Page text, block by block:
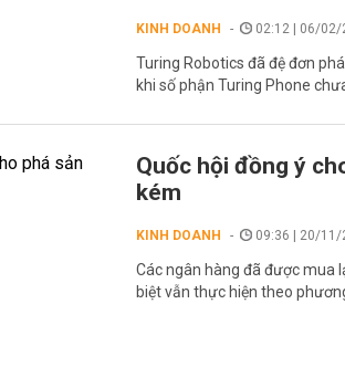
KINH DOANH 02:12 | 06/02/
Turing Robotics đã đệ đơn
khi số phận Turing Phone
Quốc hội đồng ý
kém
KINH DOANH 09:36 | 20/11/
Các ngân hàng đã được mua
biệt vẫn thực hiện theo